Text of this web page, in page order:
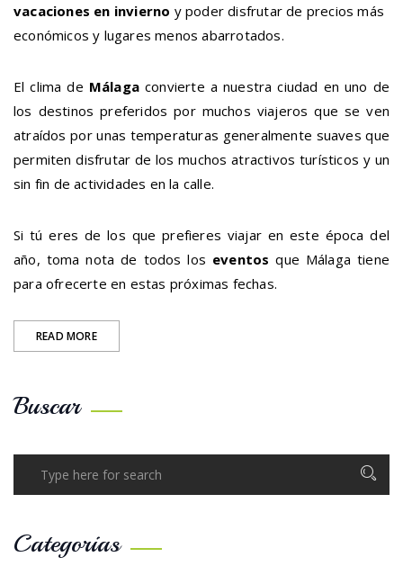
vacaciones en invierno y poder disfrutar de precios más
económicos y lugares menos abarrotados.
El clima de Málaga convierte a nuestra ciudad en uno de
los destinos preferidos por muchos viajeros que se ven
atraídos por unas temperaturas generalmente suaves que
permiten disfrutar de los muchos atractivos turísticos y un
sin fin de actividades en la calle.
Si tú eres de los que prefieres viajar en este época del
año, toma nota de todos los eventos que Málaga tiene
para ofrecerte en estas próximas fechas.
READ MORE“¡MÁLAGA
DISFRUTA
INVIERNO!”
Buscar
Categorias